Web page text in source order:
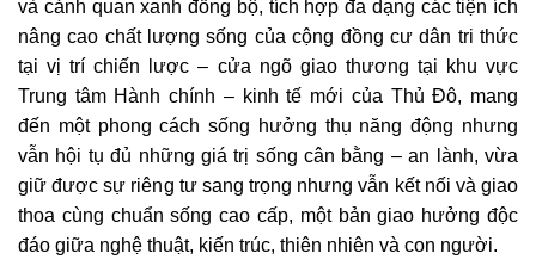
và cảnh quan xanh đồng bộ, tích hợp đa dạng các tiện ích
nâng cao chất lượng sống của cộng đồng cư dân tri thức
tại vị trí chiến lược – cửa ngõ giao thương tại khu vực
Trung tâm Hành chính – kinh tế mới của Thủ Đô, mang
đến một phong cách sống hưởng thụ năng động nhưng
vẫn hội tụ đủ những giá trị sống cân bằng – an lành, vừa
giữ được sự riêng tư sang trọng nhưng vẫn kết nối và giao
thoa cùng chuẩn sống cao cấp, một bản giao hưởng độc
đáo giữa nghệ thuật, kiến trúc, thiên nhiên và con người.